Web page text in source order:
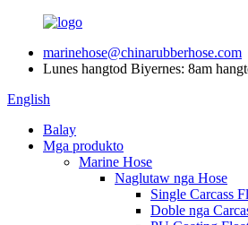
marinehose@chinarubberhose.com
Lunes hangtod Biyernes: 8am
English
Balay
Mga produkto
Marine Hose
Naglutaw nga Hose
Single Carcass
Doble nga